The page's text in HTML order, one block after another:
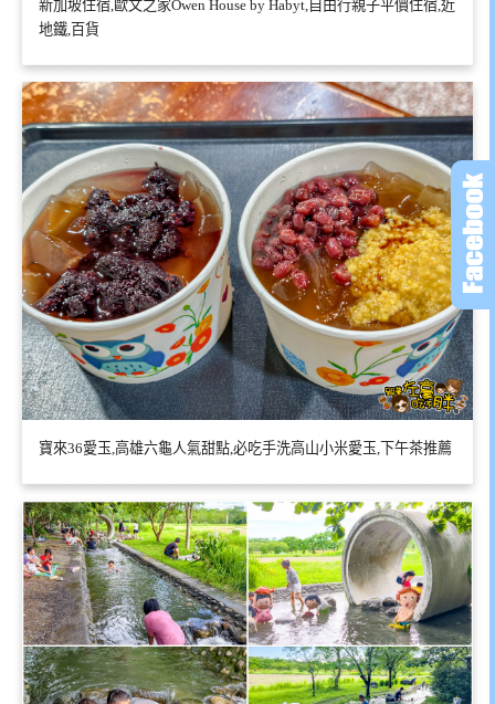
新加坡住宿,歐文之家Owen House by Habyt,自由行親子平價住宿,近
地鐵,百貨
寶來36愛玉,高雄六龜人氣甜點,必吃手洗高山小米愛玉,下午茶推薦